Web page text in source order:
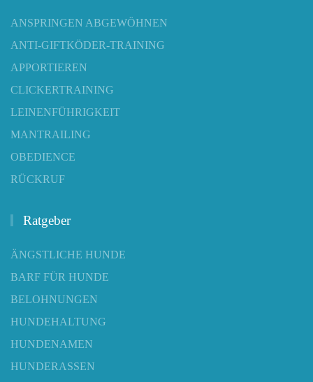
ANSPRINGEN ABGEWÖHNEN
ANTI-GIFTKÖDER-TRAINING
APPORTIEREN
CLICKERTRAINING
LEINENFÜHRIGKEIT
MANTRAILING
OBEDIENCE
RÜCKRUF
Ratgeber
ÄNGSTLICHE HUNDE
BARF FÜR HUNDE
BELOHNUNGEN
HUNDEHALTUNG
HUNDENAMEN
HUNDERASSEN